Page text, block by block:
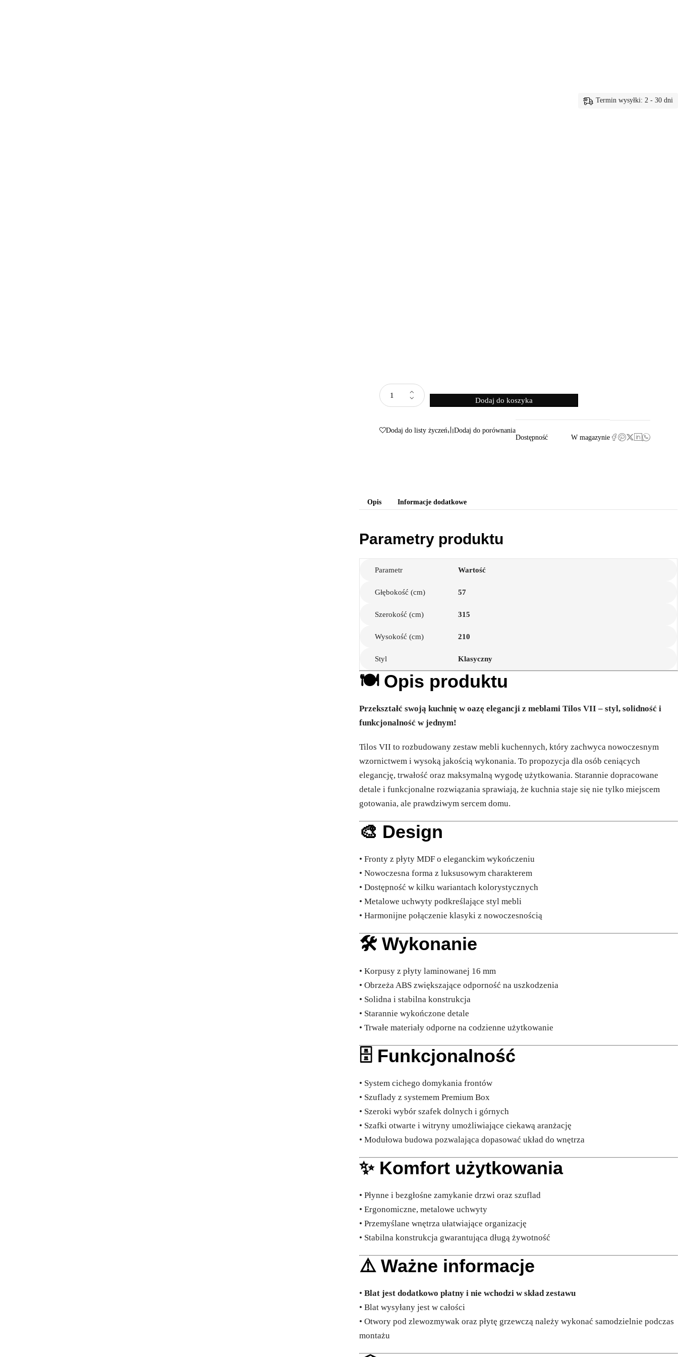
Dodaj do koszyka
Termin wysyłki: 2 - 30 dni
Dodaj do listy życzeń
Dodaj do porównania
Dostępność
W magazynie
Opis Informacje dodatkowe
Parametry produktu
Parametr Wartość
Głębokość (cm) 57
Szerokość (cm) 315
Wysokość (cm) 210
Styl Klasyczny
🍽️ Opis produktu
Przekształć swoją kuchnię w oazę elegancji z meblami Tilos VII – styl, solidność i
funkcjonalność w jednym!
Tilos VII to rozbudowany zestaw mebli kuchennych, który zachwyca nowoczesnym
wzornictwem i wysoką jakością wykonania. To propozycja dla osób ceniących
elegancję, trwałość oraz maksymalną wygodę użytkowania. Starannie dopracowane
detale i funkcjonalne rozwiązania sprawiają, że kuchnia staje się nie tylko miejscem
gotowania, ale prawdziwym sercem domu.
🎨 Design
• Fronty z płyty MDF o eleganckim wykończeniu
• Nowoczesna forma z luksusowym charakterem
• Dostępność w kilku wariantach kolorystycznych
• Metalowe uchwyty podkreślające styl mebli
• Harmonijne połączenie klasyki z nowoczesnością
🛠️ Wykonanie
• Korpusy z płyty laminowanej 16 mm
• Obrzeża ABS zwiększające odporność na uszkodzenia
• Solidna i stabilna konstrukcja
• Starannie wykończone detale
• Trwałe materiały odporne na codzienne użytkowanie
🗄️ Funkcjonalność
• System cichego domykania frontów
• Szuflady z systemem Premium Box
• Szeroki wybór szafek dolnych i górnych
• Szafki otwarte i witryny umożliwiające ciekawą aranżację
• Modułowa budowa pozwalająca dopasować układ do wnętrza
✨ Komfort użytkowania
• Płynne i bezgłośne zamykanie drzwi oraz szuflad
• Ergonomiczne, metalowe uchwyty
• Przemyślane wnętrza ułatwiające organizację
• Stabilna konstrukcja gwarantująca długą żywotność
⚠️ Ważne informacje
•Blat jest dodatkowo płatny i nie wchodzi w skład zestawu
• Blat wysyłany jest w całości
• Otwory pod zlewozmywak oraz płytę grzewczą należy wykonać samodzielnie podczas
montażu